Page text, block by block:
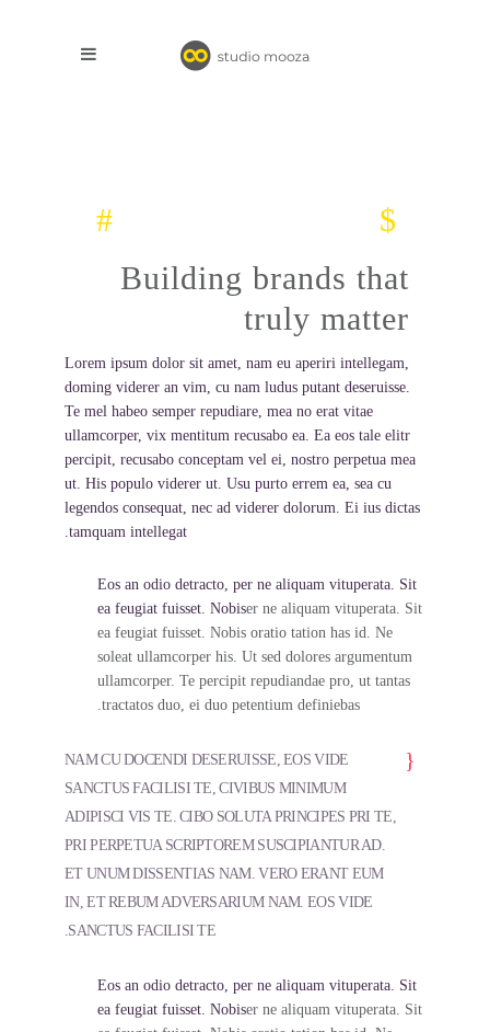
Building brands that
truly matter
Lorem ipsum dolor sit amet, nam eu aperiri intellegam,
doming viderer an vim, cu nam ludus putant deseruisse.
Te mel habeo semper repudiare, mea no erat vitae
ullamcorper, vix mentitum recusabo ea. Ea eos tale elitr
percipit, recusabo conceptam vel ei, nostro perpetua mea
ut. His populo viderer ut. Usu purto errem ea, sea cu
legendos consequat, nec ad viderer dolorum. Ei ius dictas
tamquam intellegat.
Eos an odio detracto, per ne aliquam vituperata. Sit
ea feugiat fuisset. Nobiser ne aliquam vituperata. Sit
ea feugiat fuisset. Nobis oratio tation has id. Ne
soleat ullamcorper his. Ut sed dolores argumentum
ullamcorper. Te percipit repudiandae pro, ut tantas
tractatos duo, ei duo petentium definiebas.
NAM CU DOCENDI DESERUISSE, EOS VIDE
SANCTUS FACILISI TE, CIVIBUS MINIMUM
ADIPISCI VIS TE. CIBO SOLUTA PRINCIPES PRI TE,
PRI PERPETUA SCRIPTOREM SUSCIPIANTUR AD.
ET UNUM DISSENTIAS NAM. VERO ERANT EUM
IN, ET REBUM ADVERSARIUM NAM. EOS VIDE
SANCTUS FACILISI TE.
Eos an odio detracto, per ne aliquam vituperata. Sit
ea feugiat fuisset. Nobiser ne aliquam vituperata. Sit